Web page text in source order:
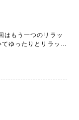
はもう一つのリラッ
ゆったりとリラック